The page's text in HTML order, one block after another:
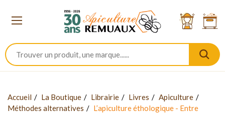
Accueil La Boutique Librairie Livres
Apiculture
Méthodes alternatives
L’apiculture éthologique - Entre